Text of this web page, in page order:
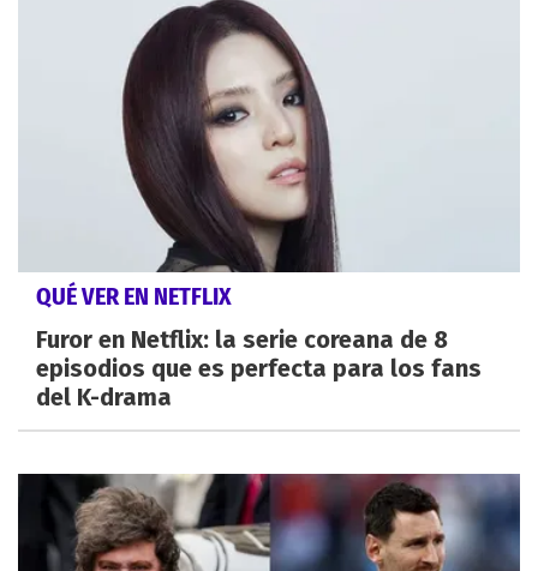
QUÉ VER EN NETFLIX
Furor en Netflix: la serie coreana de 8
episodios que es perfecta para los fans
del K-drama